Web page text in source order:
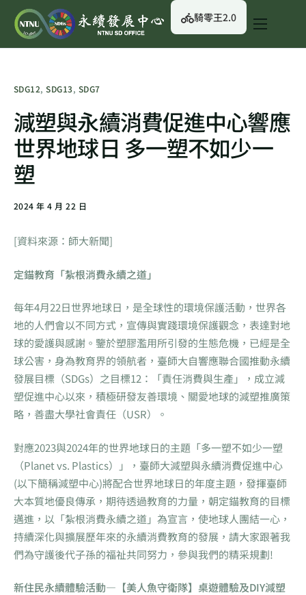
關於我們
永續資訊
校園綠生活
English
騎零王2.0
SDG12,SDG13, SDG7
減塑與永續消費促進中心響應
世界地球日 多一塑不如少一
塑
2024 年 4 月 22 日
[資料來源：師大新聞]
定錨教育「紮根消費永續之道」
每年4月22日世界地球日，是全球性的環境保護活動，世界各
地的人們會以不同方式，宣傳與實踐環境保護觀念，表達對地
球的愛護與感謝。鑒於塑膠濫用所引發的生態危機，已經是全
球公害，身為教育界的領航者，臺師大自響應聯合國推動永續
發展目標（SDGs）之目標12：「責任消費與生產」，成立減
塑促進中心以來，積極研發友善環境、關愛地球的減塑推廣策
略，善盡大學社會責任（USR）。
對應2023與2024年的世界地球日的主題「多一塑不如少一塑
（Planet vs. Plastics）」，臺師大減塑與永續消費促進中心
(以下簡稱減塑中心)將配合世界地球日的年度主題，發揮臺師
大本質地優良傳承，期待透過教育的力量，朝定錨教育的目標
邁進，以「紮根消費永續之道」為宣言，使地球人團結一心，
持續深化與擴展歷年來的永續消費教育的發展，請大家跟著我
們為守護後代子孫的福祉共同努力，參與我們的精采規劃!
新住民永續體驗活動—【美人魚守衛隊】桌遊體驗及DIY減塑